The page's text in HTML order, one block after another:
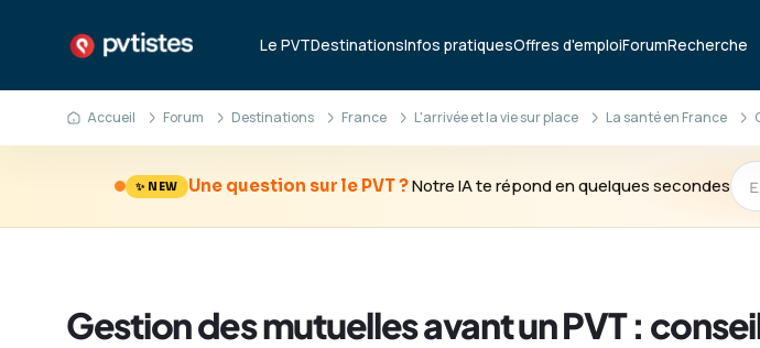
Le PVTDestinationsInfos pratiquesOffres d'emploiForumRecherche
Accueil Forum Destinations France L'arrivée et la vie sur place La santé en France
✨ NEW Une question sur le PVT ?Notre IA te répond en quelques secondes
Gestion des mutuelles avant un PVT :